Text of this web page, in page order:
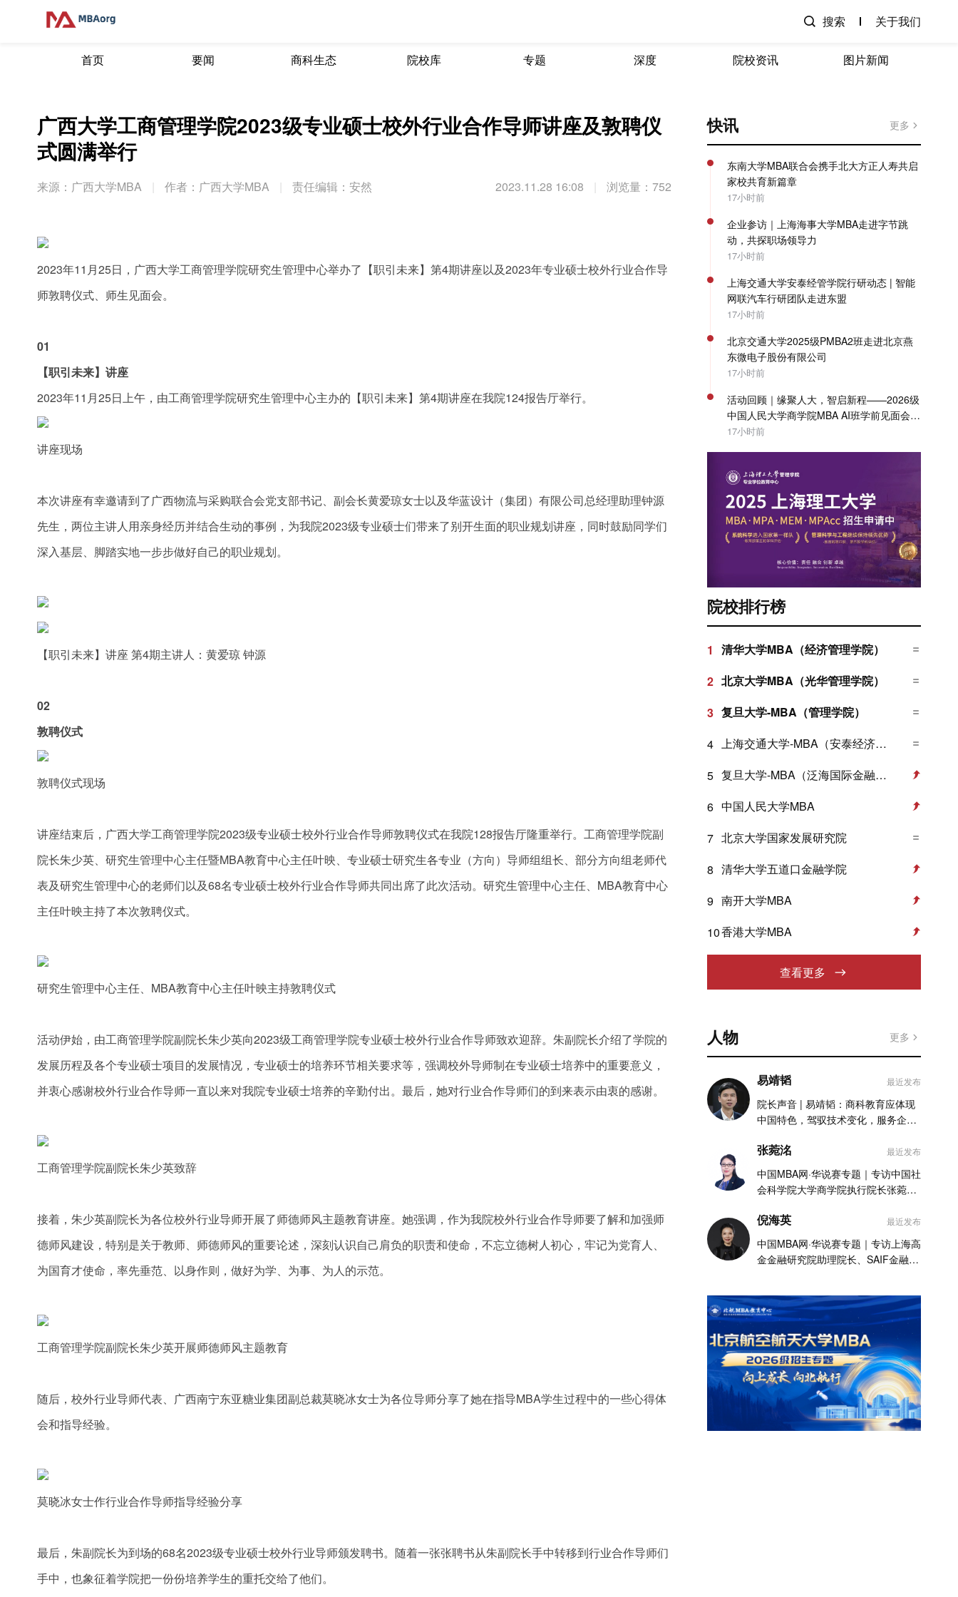
搜索 关于我们
首页 要闻 商科生态 院校库 专题 深度 院校资讯 图片新闻
广西大学工商管理学院2023级专业硕士校外行业合作导师讲座及敦聘仪
式圆满举行
来源：广西大学MBA 作者：广西大学MBA 责任编辑：安然 2023.11.28 16:08 浏览量：752
2023年11月25日，广西大学工商管理学院研究生管理中心举办了【职引未来】第4期讲座以及2023年专业硕士校外行业合作导
师敦聘仪式、师生见面会。
01
【职引未来】讲座
2023年11月25日上午，由工商管理学院研究生管理中心主办的【职引未来】第4期讲座在我院124报告厅举行。
讲座现场
本次讲座有幸邀请到了广西物流与采购联合会党支部书记、副会长黄爱琼女士以及华蓝设计（集团）有限公司总经理助理钟源
先生，两位主讲人用亲身经历并结合生动的事例，为我院2023级专业硕士们带来了别开生面的职业规划讲座，同时鼓励同学们
深入基层、脚踏实地一步步做好自己的职业规划。
【职引未来】讲座 第4期主讲人：黄爱琼 钟源
02
敦聘仪式
敦聘仪式现场
讲座结束后，广西大学工商管理学院2023级专业硕士校外行业合作导师敦聘仪式在我院128报告厅隆重举行。工商管理学院副
院长朱少英、研究生管理中心主任暨MBA教育中心主任叶映、专业硕士研究生各专业（方向）导师组组长、部分方向组老师代
表及研究生管理中心的老师们以及68名专业硕士校外行业合作导师共同出席了此次活动。研究生管理中心主任、MBA教育中心
主任叶映主持了本次敦聘仪式。
研究生管理中心主任、MBA教育中心主任叶映主持敦聘仪式
活动伊始，由工商管理学院副院长朱少英向2023级工商管理学院专业硕士校外行业合作导师致欢迎辞。朱副院长介绍了学院的
发展历程及各个专业硕士项目的发展情况，专业硕士的培养环节相关要求等，强调校外导师制在专业硕士培养中的重要意义，
并衷心感谢校外行业合作导师一直以来对我院专业硕士培养的辛勤付出。最后，她对行业合作导师们的到来表示由衷的感谢。
工商管理学院副院长朱少英致辞
接着，朱少英副院长为各位校外行业导师开展了师德师风主题教育讲座。她强调，作为我院校外行业合作导师要了解和加强师
德师风建设，特别是关于教师、师德师风的重要论述，深刻认识自己肩负的职责和使命，不忘立德树人初心，牢记为党育人、
为国育才使命，率先垂范、以身作则，做好为学、为事、为人的示范。
工商管理学院副院长朱少英开展师德师风主题教育
随后，校外行业导师代表、广西南宁东亚糖业集团副总裁莫晓冰女士为各位导师分享了她在指导MBA学生过程中的一些心得体
会和指导经验。
莫晓冰女士作行业合作导师指导经验分享
最后，朱副院长为到场的68名2023级专业硕士校外行业导师颁发聘书。随着一张张聘书从朱副院长手中转移到行业合作导师们
手中，也象征着学院把一份份培养学生的重托交给了他们。
快讯 更多
东南大学MBA联合会携手北大方正人寿共启
家校共育新篇章
17小时前
企业参访｜上海海事大学MBA走进字节跳
动，共探职场领导力
17小时前
上海交通大学安泰经管学院行研动态 | 智能
网联汽车行研团队走进东盟
17小时前
北京交通大学2025级PMBA2班走进北京燕
东微电子股份有限公司
17小时前
活动回顾｜缘聚人大，智启新程——2026级
中国人民大学商学院MBA AI班学前见面会圆
满举办
17小时前
院校排行榜
1
清华大学MBA（经济管理学院）
2 北京大学MBA（光华管理学院）
3 复旦大学-MBA（管理学院）
4
上海交通大学-MBA（安泰经济与管理学院）
5
复旦大学-MBA（泛海国际金融学院）
6 中国人民大学MBA
7 北京大学国家发展研究院
8 清华大学五道口金融学院
9 南开大学MBA
10香港大学MBA
查看更多
人物 更多
易靖韬 最近发布
院长声音 | 易靖韬：商科教育应体现
中国特色，驾驭技术变化，服务企业
张菀洺 最近发布
中国MBA网·华说赛专题｜专访中国社
会科学院大学商学院执行院长张菀洺
倪海英 最近发布
中国MBA网·华说赛专题｜专访上海高
金金融研究院助理院长、SAIF金融